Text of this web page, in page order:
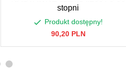
stopni
Produkt dostępny!
90,20 PLN